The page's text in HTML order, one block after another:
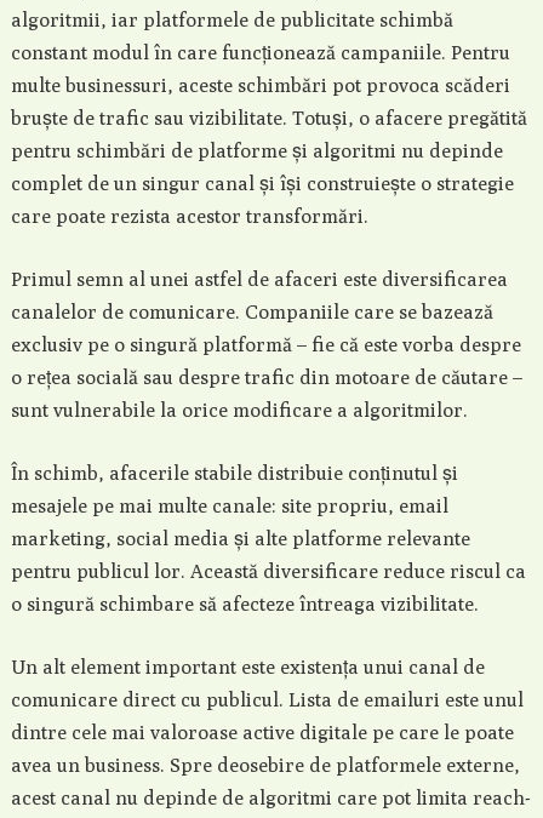
algoritmii, iar platformele de publicitate schimbă
constant modul în care funcționează campaniile. Pentru
multe businessuri, aceste schimbări pot provoca scăderi
bruște de trafic sau vizibilitate. Totuși, o afacere pregătită
pentru schimbări de platforme și algoritmi nu depinde
complet de un singur canal și își construiește o strategie
care poate rezista acestor transformări.
Primul semn al unei astfel de afaceri este diversificarea
canalelor de comunicare. Companiile care se bazează
exclusiv pe o singură platformă – fie că este vorba despre
o rețea socială sau despre trafic din motoare de căutare –
sunt vulnerabile la orice modificare a algoritmilor.
În schimb, afacerile stabile distribuie conținutul și
mesajele pe mai multe canale: site propriu, email
marketing, social media și alte platforme relevante
pentru publicul lor. Această diversificare reduce riscul ca
o singură schimbare să afecteze întreaga vizibilitate.
Un alt element important este existența unui canal de
comunicare direct cu publicul. Lista de emailuri este unul
dintre cele mai valoroase active digitale pe care le poate
avea un business. Spre deosebire de platformele externe,
acest canal nu depinde de algoritmi care pot limita reach-